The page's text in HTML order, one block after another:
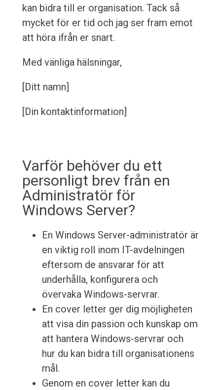
kan bidra till er organisation. Tack så
mycket för er tid och jag ser fram emot
att höra ifrån er snart.
Med vänliga hälsningar,
[Ditt namn]
[Din kontaktinformation]
Varför behöver du ett
personligt brev från en
Administratör för
Windows Server?
En Windows Server-administratör är
en viktig roll inom IT-avdelningen
eftersom de ansvarar för att
underhålla, konfigurera och
övervaka Windows-servrar.
En cover letter ger dig möjligheten
att visa din passion och kunskap om
att hantera Windows-servrar och
hur du kan bidra till organisationens
mål.
Genom en cover letter kan du